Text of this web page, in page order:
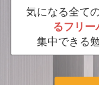
気になる全て
るフリー
集中できる